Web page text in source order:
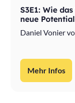
S3E1: Wie
neue
Daniel Vonier
Mehr Infos